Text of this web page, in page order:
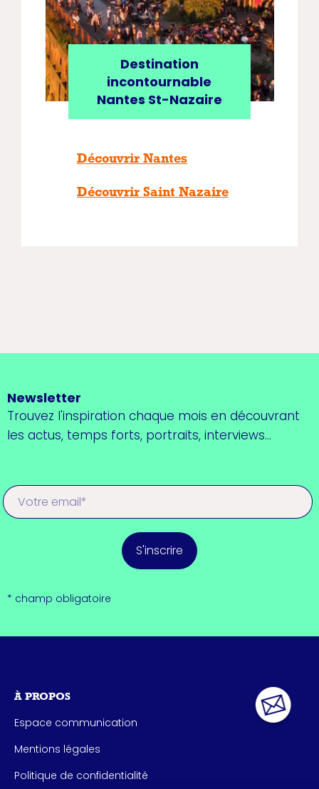
Destination
incontournable
Nantes St-Nazaire
Découvrir Nantes
Découvrir Saint Nazaire
Newsletter
Trouvez l'inspiration chaque mois en découvrant
les actus, temps forts, portraits, interviews...
S'inscrire
* champ obligatoire
À PROPOS
Espace communication
Mentions légales
Politique de confidentialité